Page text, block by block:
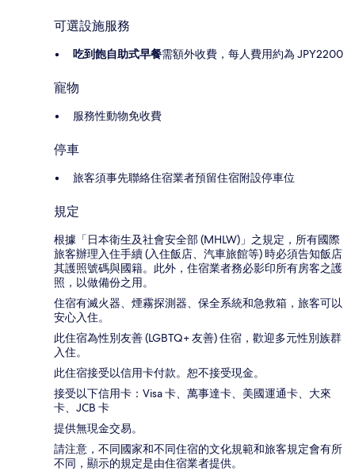
可選設施服務
吃到飽自助式早餐需額外收費，每人費用約為 JPY2200
寵物
服務性動物免收費
停車
旅客須事先聯絡住宿業者預留住宿附設停車位
規定
根據「日本衛生及社會安全部 (MHLW)」之規定，所有國際
旅客辦理入住手續 (入住飯店、汽車旅館等) 時必須告知飯店
其護照號碼與國籍。此外，住宿業者務必影印所有房客之護
照，以做備份之用。
住宿有滅火器、煙霧探測器、保全系統和急救箱，旅客可以
安心入住。
此住宿為性別友善 (LGBTQ+ 友善) 住宿，歡迎多元性別族群
入住。
此住宿接受以信用卡付款。恕不接受現金。
接受以下信用卡：Visa 卡、萬事達卡、美國運通卡、大來
卡、JCB 卡
提供無現金交易。
請注意，不同國家和不同住宿的文化規範和旅客規定會有所
不同，顯示的規定是由住宿業者提供。